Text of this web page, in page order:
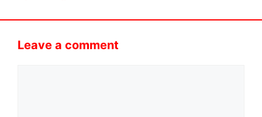
Leave a comment